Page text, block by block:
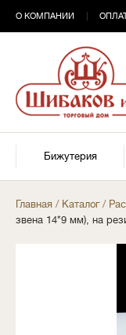
О КОМПАНИИ
Бижутерия
Главная / Каталог/
звена 14*9 мм), на